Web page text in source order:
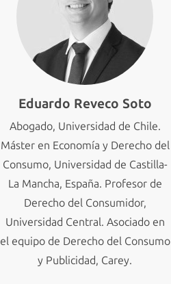
Eduardo Reveco Soto
Abogado, Universidad de Chile.
Máster en Economía y Derecho del
Consumo, Universidad de Castilla-
La Mancha, España. Profesor de
Derecho del Consumidor,
Universidad Central. Asociado en
el equipo de Derecho del Consumo
y Publicidad, Carey.